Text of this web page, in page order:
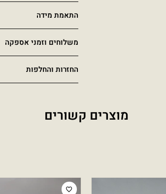
התאמת מידה
משלוחים וזמני אספקה
החזרות והחלפות
מוצרים קשורים